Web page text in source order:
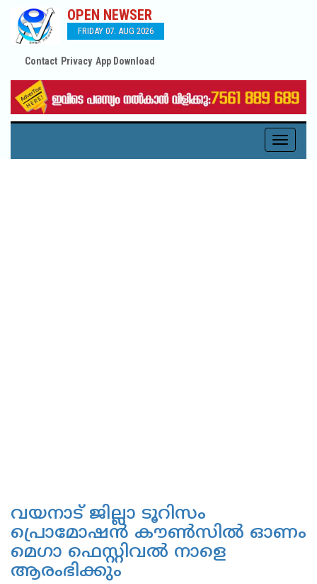
OPEN NEWSER
FRIDAY 07. AUG 2026
Contact Privacy App Download
Toggle
വയനാട് ജില്ലാ ടൂറിസം
പ്രൊമോഷന്‍ കൗണ്‍സില്‍ ഓണം
മെഗാ ഫെസ്റ്റിവല്‍ നാളെ
ആരംഭിക്കും